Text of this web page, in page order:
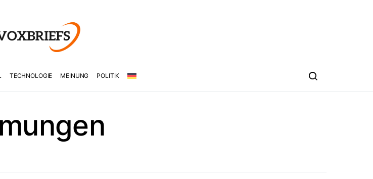
TECHNOLOGIE MEINUNG POLITIK